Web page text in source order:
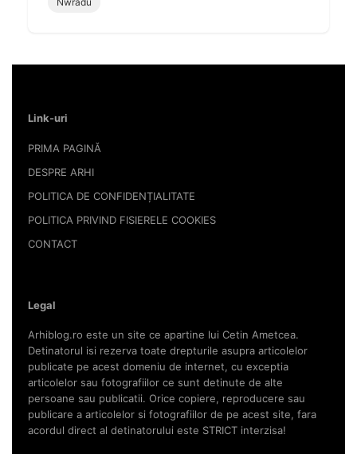
Link-uri
PRIMA PAGINĂ
DESPRE ARHI
POLITICA DE CONFIDENȚIALITATE
POLITICA PRIVIND FISIERELE COOKIES
CONTACT
Legal
Arhiblog.ro este un site ce apartine lui Cetin Ametcea.
Detinatorul isi rezerva toate drepturile asupra articolelor
publicate pe acest domeniu de internet, cu exceptia
articolelor sau fotografiilor ce sunt detinute de alte
persoane sau publicatii. Orice copiere, reproducere sau
publicare a articolelor si fotografiilor de pe acest site, fara
acordul direct al detinatorului este STRICT interzisa!